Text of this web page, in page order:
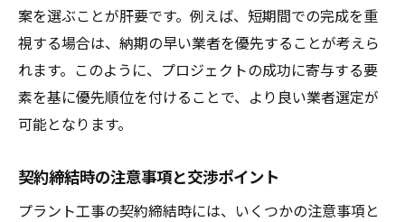
案を選ぶことが肝要です。例えば、短期間での完成を重
視する場合は、納期の早い業者を優先することが考えら
れます。このように、プロジェクトの成功に寄与する要
素を基に優先順位を付けることで、より良い業者選定が
可能となります。
契約締結時の注意事項と交渉ポイント
プラント工事の契約締結時には、いくつかの注意事項と